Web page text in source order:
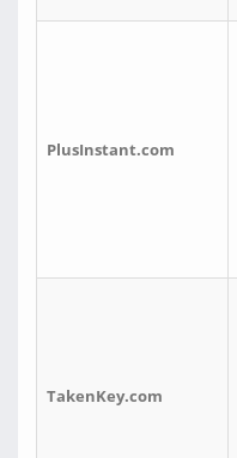
PlusInstant.com
TakenKey.com